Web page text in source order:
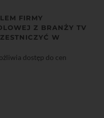
FIRMY
Z BRANŻY TV
W
dostęp do cen